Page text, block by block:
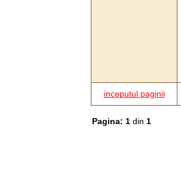
inceputul paginii
Pagina: 1 din 1